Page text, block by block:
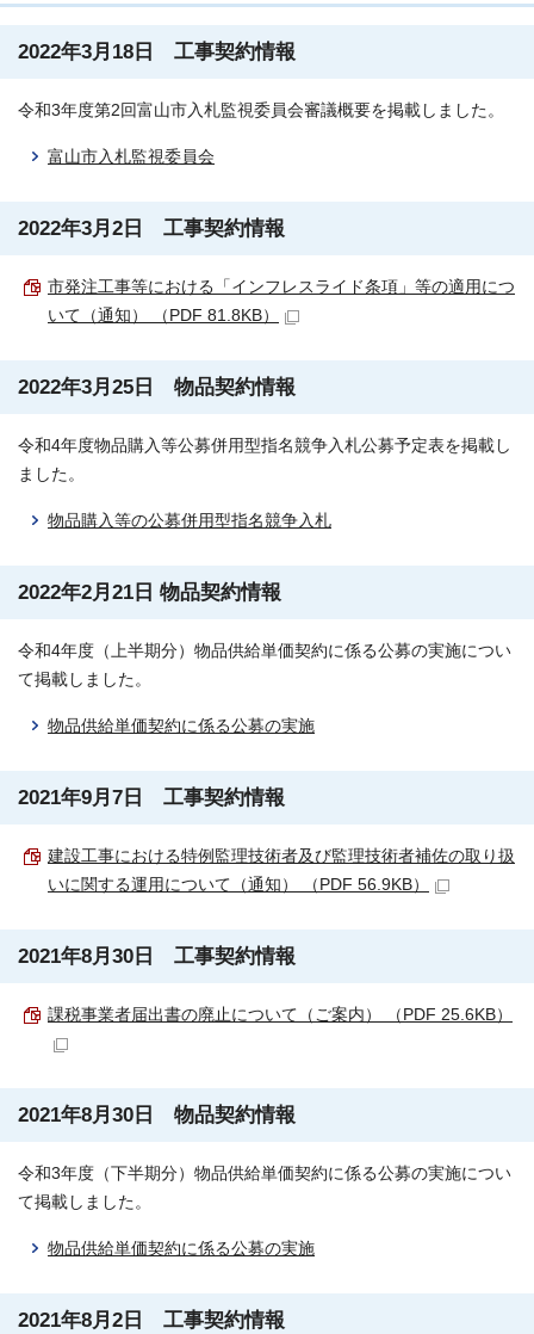
2022年3月18日 工事契約情報
令和3年度第2回富山市入札監視委員会審議概要を掲載しました。
富山市入札監視委員会
2022年3月2日 工事契約情報
市発注工事等における「インフレスライド条項」等の適用につ
いて（通知） （PDF 81.8KB）
2022年3月25日 物品契約情報
令和4年度物品購入等公募併用型指名競争入札公募予定表を掲載し
ました。
物品購入等の公募併用型指名競争入札
2022年2月21日 物品契約情報
令和4年度（上半期分）物品供給単価契約に係る公募の実施につい
て掲載しました。
物品供給単価契約に係る公募の実施
2021年9月7日 工事契約情報
建設工事における特例監理技術者及び監理技術者補佐の取り扱
いに関する運用について（通知） （PDF 56.9KB）
2021年8月30日 工事契約情報
課税事業者届出書の廃止について（ご案内） （PDF 25.6KB）
2021年8月30日 物品契約情報
令和3年度（下半期分）物品供給単価契約に係る公募の実施につい
て掲載しました。
物品供給単価契約に係る公募の実施
2021年8月2日 工事契約情報